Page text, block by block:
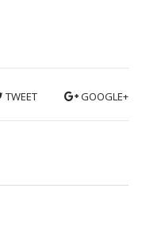
TWEET GOOGLE+